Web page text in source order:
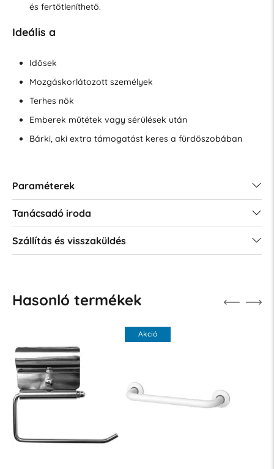
és fertőtleníthető.
Ideális a
Idősek
Mozgáskorlátozott személyek
Terhes nők
Emberek műtétek vagy sérülések után
Bárki, aki extra támogatást keres a fürdőszobában
Paraméterek
Tanácsadó iroda
Szállítás és visszaküldés
Hasonló termékek
Akció